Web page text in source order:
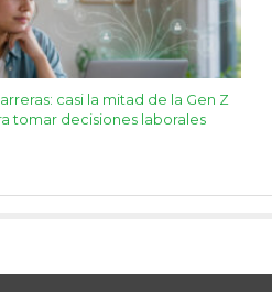
casi la mitad de la Gen Z
tomar decisiones laborales